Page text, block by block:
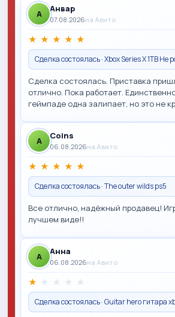
A Анвар
07.08.2026на Авито
★ ★ ★ ★ ★
Сделка состоялась · Xbox Series X 1TB Не
Сделка состоялась. Приставка
отлично. Пока работает.
геймпаде одна залипает, но это не
A Coins
06.08.2026на Авито
★ ★ ★ ★ ★
Сделка состоялась · The outer wilds ps5
Все отлично, надёжный продавец!
лучшем виде!!
A Анна
06.08.2026на Авито
★ ★ ★ ★ ★
Сделка состоялась · Guitar hero гитара